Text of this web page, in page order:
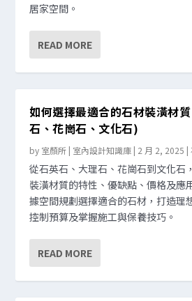
居家空間。
READ MORE
如何選擇最適合的石材裝潢材
石、花崗石、文化石)
by 室顏所 | 室內設計知識庫 | 2 月 2, 2025 |
從石英石、大理石、花崗石到文化石
裝潢材質的特性、優缺點、價格及應
據空間規劃選擇適合的石材，打造理
控制預算及掌握施工與保養技巧。
READ MORE